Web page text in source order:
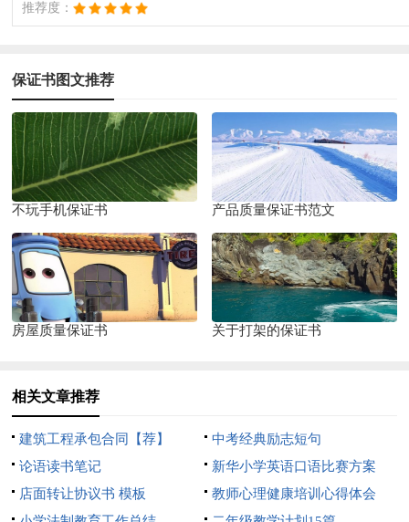
推荐度：
保证书图文推荐
不玩手机保证书 产品质量保证书范文
房屋质量保证书 关于打架的保证书
相关文章推荐
建筑工程承包合同【荐】
中考经典励志短句
论语读书笔记
新华小学英语口语比赛方案
店面转让协议书 模板
教师心理健康培训心得体会